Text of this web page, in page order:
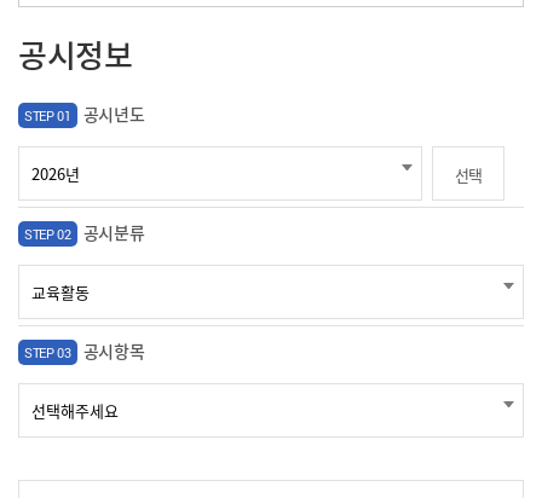
공시정보
STEP 01 공시년도
선택
STEP 02 공시분류
STEP 03 공시항목